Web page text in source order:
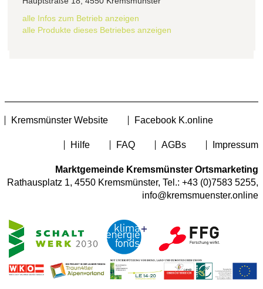
alle Infos zum Betrieb anzeigen
alle Produkte dieses Betriebes anzeigen
Kremsmünster Website Facebook K.online
Hilfe FAQ AGBs Impressum
Marktgemeinde Kremsmünster Ortsmarketing
Rathausplatz 1, 4550 Kremsmünster, Tel.: +43 (0)7583 5255,
info@kremsmuenster.online